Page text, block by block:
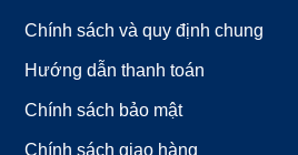
Chính sách và quy định chung
Hướng dẫn thanh toán
Chính sách bảo mật
Chính sách giao hàng